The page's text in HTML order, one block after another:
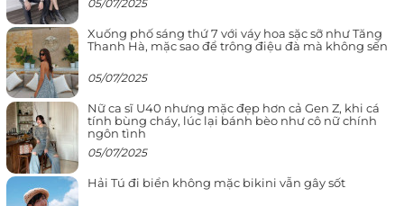
05/07/2025
Xuống phố sáng thứ 7 với váy hoa sặc sỡ như Tăng
Thanh Hà, mặc sao để trông điệu đà mà không sến
05/07/2025
Nữ ca sĩ U40 nhưng mặc đẹp hơn cả Gen Z, khi cá
tính bùng cháy, lúc lại bánh bèo như cô nữ chính
ngôn tình
05/07/2025
Hải Tú đi biển không mặc bikini vẫn gây sốt